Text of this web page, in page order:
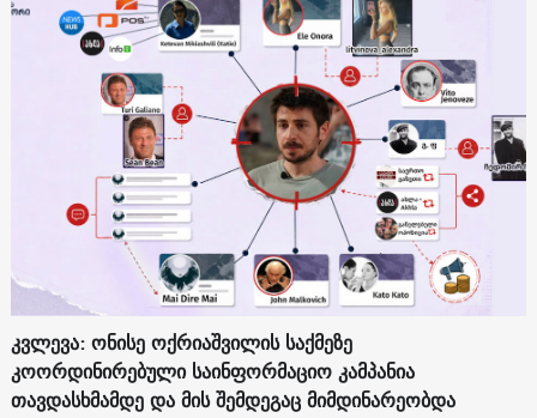
კვლევა: ონისე ოქრიაშვილის საქმეზე
კოორდინირებული საინფორმაციო კამპანია
თავდასხმამდე და მის შემდეგაც მიმდინარეობდა